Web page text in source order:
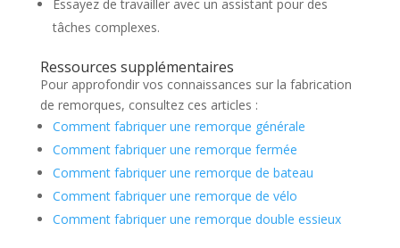
Essayez de travailler avec un assistant pour des
tâches complexes.
Ressources supplémentaires
Pour approfondir vos connaissances sur la fabrication
de remorques, consultez ces articles :
Comment fabriquer une remorque générale
Comment fabriquer une remorque fermée
Comment fabriquer une remorque de bateau
Comment fabriquer une remorque de vélo
Comment fabriquer une remorque double essieux